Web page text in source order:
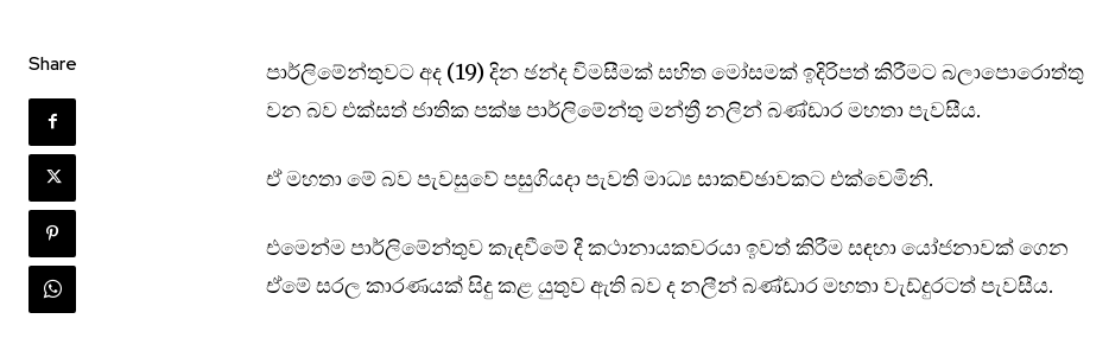
Share
පාර්ලිමේන්තුවට අද (19) දින ඡන්ද විමසීමක් සහිත මෝසමක් ඉදිරිපත් කිරීමට බලාපො‍රොත්තු
වන බව එක්සත් ජාතික පක්ෂ පාර්ලිමේන්තු මන්ත්‍රී නලින් බණ්ඩාර මහතා පැවසීය.
ඒ මහතා මේ බව පැවසුවේ පසුගියදා පැවති මාධ්‍ය සාකච්ඡාවකට එක්වෙමිනි.
එමෙන්ම පාර්ලිමේන්තුව කැඳවීමේ දී කථානායකවරයා ඉවත් කිරීම සඳහා යෝජනාවක් ගෙන
ඒමේ සරල කාරණයක් සිදු කළ යුතුව ඇති බව ද නලීන් බණ්ඩාර මහතා වැඩ්දුරටත් පැවසීය.